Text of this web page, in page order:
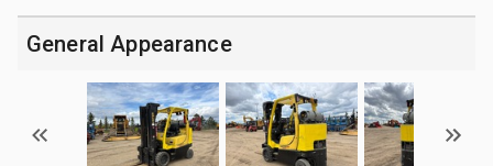
General Appearance